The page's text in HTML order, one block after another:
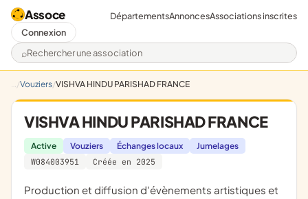
Assoce
Rechercher une association
DépartementsAnnoncesAssociations inscrites
Connexion
Vouziers VISHVA HINDU PARISHAD FRANCE
VISHVA HINDU PARISHAD FRANCE
Active Vouziers Échanges locaux
Jumelages
W084003951
Créée en 2025
production et diffusion d'évènements artistiques et